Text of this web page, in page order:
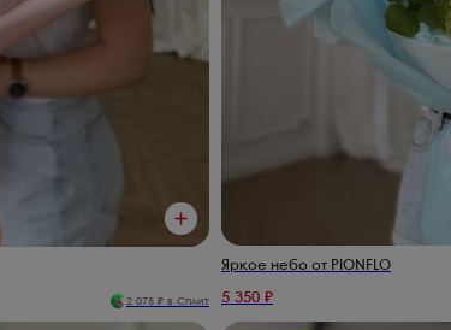
2 075 ₽ в Сплит
Яркое небо от PIONFLO
5 350 ₽